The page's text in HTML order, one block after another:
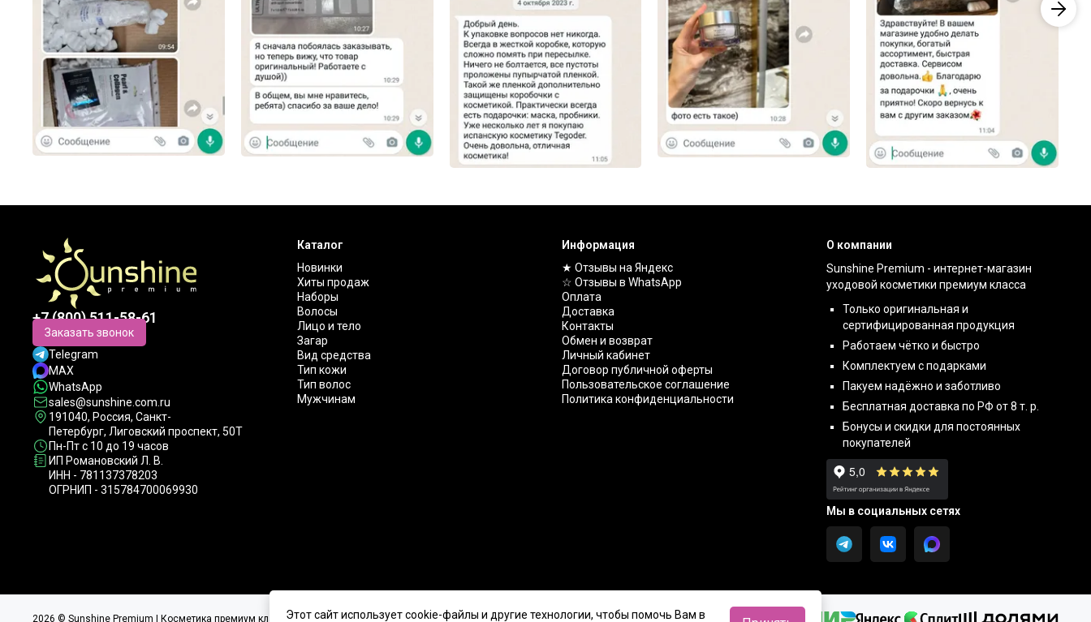
+7 (800) 511-58-61
Заказать звонок
Telegram
MAX
WhatsApp
sales@sunshine.com.ru
191040, Россия, Санкт-
Петербург, Лиговский проспект, 50Т
Пн-Пт с 10 до 19 часов
ИП Романовский Л. В.
ИНН - 781137378203
ОГРНИП - 315784700069930
Каталог
Новинки
Хиты продаж
Наборы
Волосы
Лицо и тело
Загар
Вид средства
Тип кожи
Тип волос
Мужчинам
Информация
★ Отзывы на Яндекс
☆ Отзывы в WhatsApp
Оплата
Доставка
Контакты
Обмен и возврат
Личный кабинет
Договор публичной оферты
Пользовательское соглашение
Политика конфиденциальности
О компании
Sunshine Premium - интернет-магазин
уходовой косметики премиум класса
Только оригинальная и
сертифицированная продукция
Работаем чётко и быстро
Комплектуем с подарками
Пакуем надёжно и заботливо
Бесплатная доставка по РФ от 8 т. р.
Бонусы и скидки для постоянных
покупателей
Мы в социальных сетях
2026 © Sunshine Premium | Косметика премиум класса для домашнего ухода. Карта сайта
Этот сайт использует cookie-файлы и другие технологии, чтобы помочь Вам в